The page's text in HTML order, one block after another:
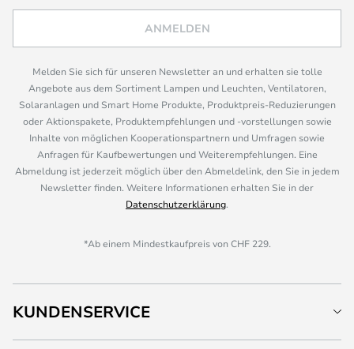
ANMELDEN
Melden Sie sich für unseren Newsletter an und erhalten sie tolle
Angebote aus dem Sortiment Lampen und Leuchten, Ventilatoren,
Solaranlagen und Smart Home Produkte, Produktpreis-Reduzierungen
oder Aktionspakete, Produktempfehlungen und -vorstellungen sowie
Inhalte von möglichen Kooperationspartnern und Umfragen sowie
Anfragen für Kaufbewertungen und Weiterempfehlungen. Eine
Abmeldung ist jederzeit möglich über den Abmeldelink, den Sie in jedem
Newsletter finden. Weitere Informationen erhalten Sie in der
Datenschutzerklärung.
*Ab einem Mindestkaufpreis von CHF 229.
KUNDENSERVICE